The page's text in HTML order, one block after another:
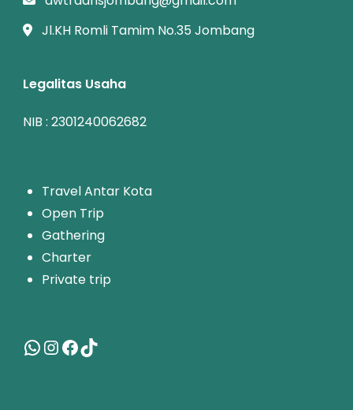
Jl.KH Romli Tamim No.35 Jombang
Legalitas Usaha
NIB : 2301240062682
Travel Antar Kota
Open Trip
Gathering
Charter
Private trip